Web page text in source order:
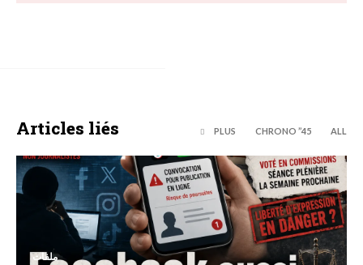
Articles liés ALL
45’’ CHRONO
PLUS
ملفات